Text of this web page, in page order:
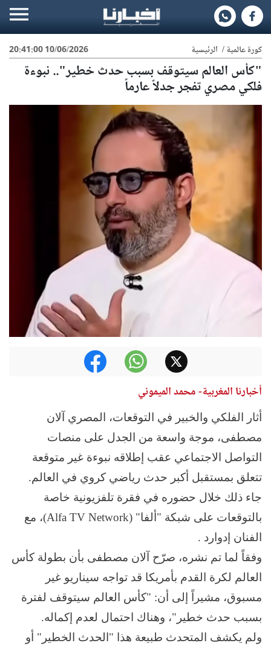
10/06/2026 20:41:00 كورة عالمية/ الرئيسية
"كأس العالم سيتوقف بسبب حدث خطير".. نبوءة
فلكي مصري تفجر جدلاً عارماً
أخبارنا المغربية- محمد الميموني
أثار الفلكي والخبير في التوقعات، المصري آلان
مصطفى، موجة واسعة من الجدل على منصات
التواصل الاجتماعي عقب إطلاقه نبوءة غير متوقعة
تتعلق بمستقبل أكبر حدث رياضي كروي في العالم.
جاء ذلك خلال حضوره في فقرة تلفزيونية خاصة
بالتوقعات على شبكة "ألفا" (Alfa TV Network)، مع
الفنان إدوارد .
وفقاً لما تم نشره، صرّح آلان مصطفى بأن بطولة كأس
العالم لكرة القدم بأمريكا قد تواجه سيناريو غير
مسبوق، مشيراً إلى أن: "كأس العالم سيتوقف لفترة
بسبب حدث خطير"، وهناك احتمال لعدم إكماله.
ولم يكشف المتحدث طبيعة هذا "الحدث الخطير" أو